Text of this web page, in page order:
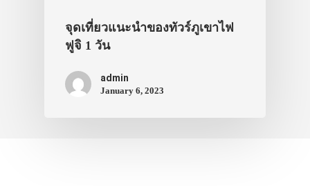
จุดเที่ยวแนะนำของทัวร์ภูเขาไฟ
ฟูจิ 1 วัน
admin
January 6, 2023